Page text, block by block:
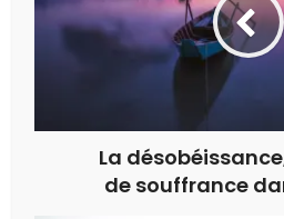
La
de souffrance